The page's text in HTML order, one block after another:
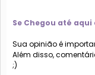
Se Chegou até
Sua opinião é
Além disso,
;)